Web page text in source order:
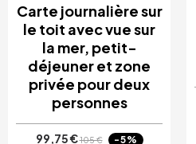
Carte journalière sur
le toit avec vue sur
la mer, petit-
déjeuner et zone
privée pour deux
personnes
99,75 €105 € -5%